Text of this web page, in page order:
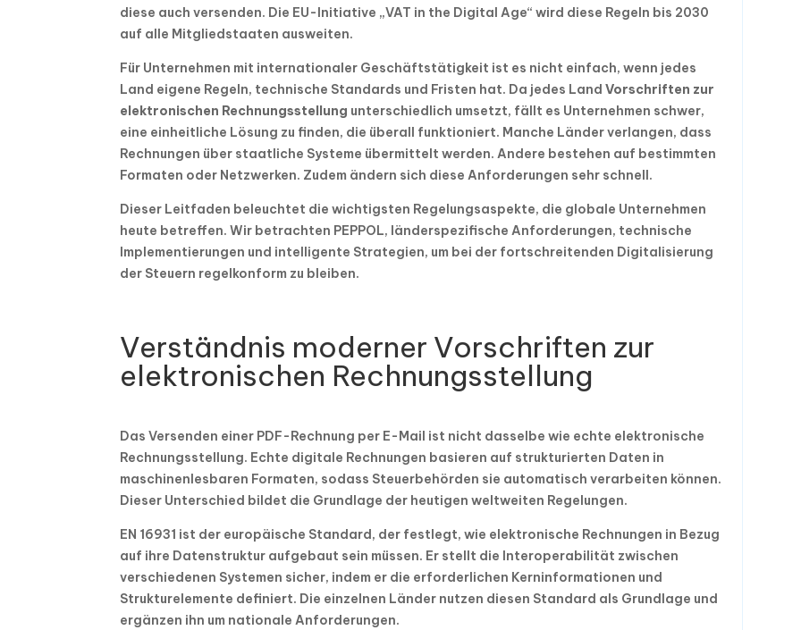
diese auch versenden. Die EU-Initiative „VAT in the Digital Age“ wird diese Regeln bis 2030
auf alle Mitgliedstaaten ausweiten.
Für Unternehmen mit internationaler Geschäftstätigkeit ist es nicht einfach, wenn jedes
Land eigene Regeln, technische Standards und Fristen hat. Da jedes LandVorschriften zur
elektronischen Rechnungsstellung unterschiedlich umsetzt, fällt es Unternehmen schwer,
eine einheitliche Lösung zu finden, die überall funktioniert. Manche Länder verlangen, dass
Rechnungen über staatliche Systeme übermittelt werden. Andere bestehen auf bestimmten
Formaten oder Netzwerken. Zudem ändern sich diese Anforderungen sehr schnell.
Dieser Leitfaden beleuchtet die wichtigsten Regelungsaspekte, die globale Unternehmen
heute betreffen. Wir betrachten PEPPOL, länderspezifische Anforderungen, technische
Implementierungen und intelligente Strategien, um bei der fortschreitenden Digitalisierung
der Steuern regelkonform zu bleiben.
Verständnis moderner Vorschriften zur
elektronischen Rechnungsstellung
Das Versenden einer PDF-Rechnung per E-Mail ist nicht dasselbe wie echte elektronische
Rechnungsstellung. Echte digitale Rechnungen basieren auf strukturierten Daten in
maschinenlesbaren Formaten, sodass Steuerbehörden sie automatisch verarbeiten können.
Dieser Unterschied bildet die Grundlage der heutigen weltweiten Regelungen.
EN 16931 ist der europäische Standard, der festlegt, wie elektronische Rechnungen in Bezug
auf ihre Datenstruktur aufgebaut sein müssen. Er stellt die Interoperabilität zwischen
verschiedenen Systemen sicher, indem er die erforderlichen Kerninformationen und
Strukturelemente definiert. Die einzelnen Länder nutzen diesen Standard als Grundlage und
ergänzen ihn um nationale Anforderungen.